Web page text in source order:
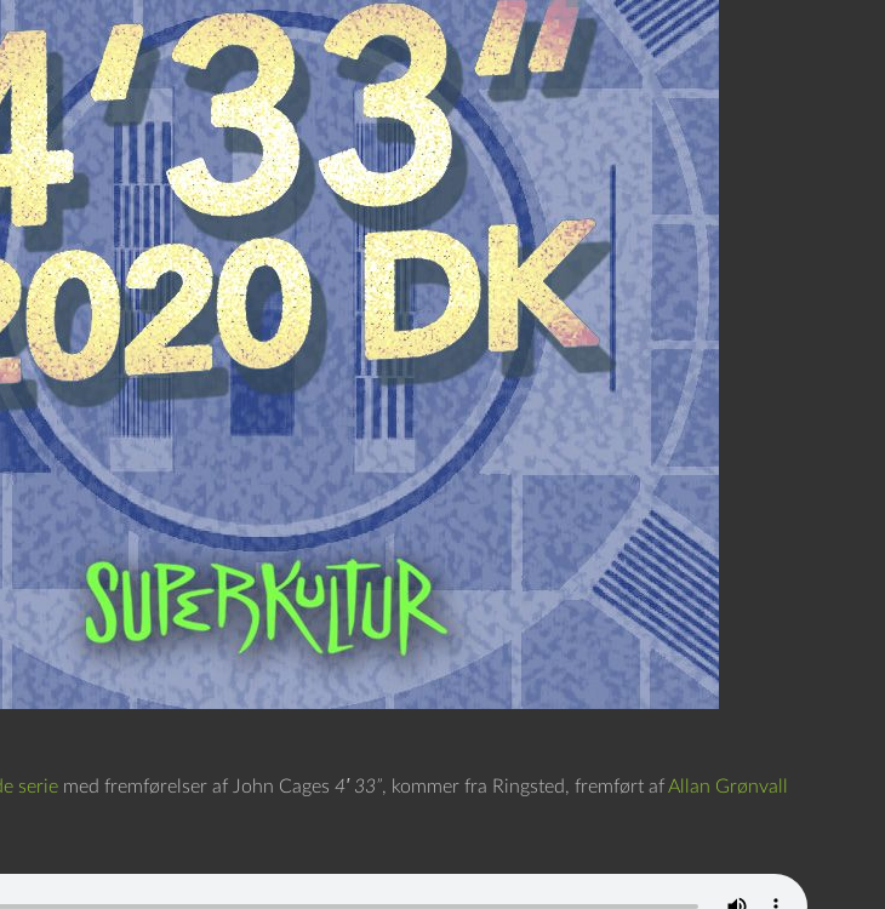
seriemed fremførelser af John Cages 4′ 33”, kommer fra Ringsted, fremført afAllan Grønvall